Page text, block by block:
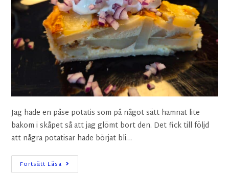
Jag hade en påse potatis som på något sätt hamnat lite
bakom i skåpet så att jag glömt bort den. Det fick till följd
att några potatisar hade börjat bli…
Fortsätt Läsa